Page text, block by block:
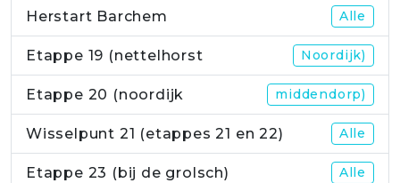
Herstart Barchem Alle
Etappe 19 (nettelhorst Noordijk)
Etappe 20 (noordijk middendorp)
Wisselpunt 21 (etappes 21 en 22) Alle
Etappe 23 (bij de grolsch) Alle